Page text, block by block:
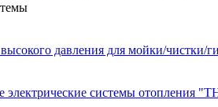
давления для мойки/чистки/
электрические системы отопления